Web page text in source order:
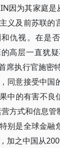
因为其家庭是
义及前苏联的
仇视。在是
高层一直犹
席执行官施密
同意接受中国
中的有害不良
方式和信息
别是全球金融
加之中国从